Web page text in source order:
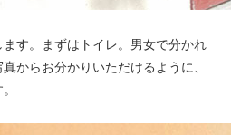
す。まずはトイレ。男女で分かれ
からお分かりいただけるように、